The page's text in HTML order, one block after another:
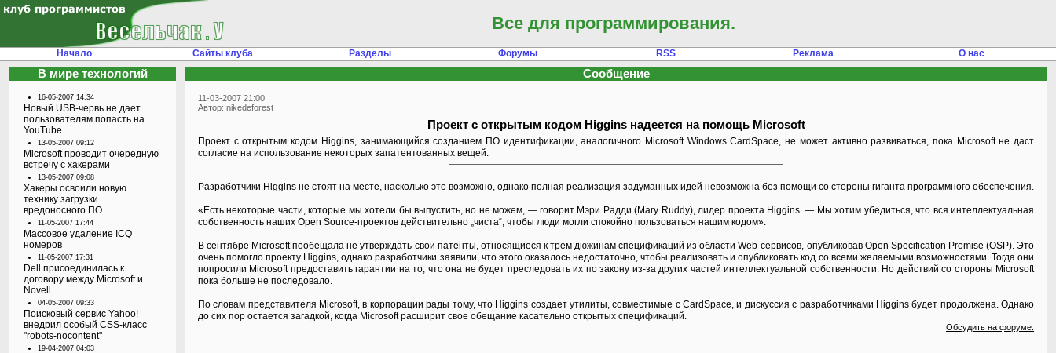
Все для программирования.
Начало Сайты клуба Разделы Форумы RSS Реклама О нас
В мире технологий
16-05-2007 14:34
Новый USB-червь не дает
пользователям попасть на
YouTube
13-05-2007 09:12
Microsoft проводит очередную
встречу с хакерами
13-05-2007 09:08
Хакеры освоили новую
технику загрузки
вредоносного ПО
11-05-2007 17:44
Массовое удаление ICQ
номеров
11-05-2007 17:31
Dell присоединилась к
договору между Microsoft и
Novell
04-05-2007 09:33
Поисковый сервис Yahoo!
внедрил особый CSS-класс
"robots-nocontent"
19-04-2007 04:03
Сообщение
11-03-2007 21:00
Автор: nikedeforest
Проект с открытым кодом Higgins надеется на помощь Microsoft
Проект с открытым кодом Higgins, занимающийся созданием ПО идентификации, аналогичного Microsoft Windows CardSpace, не может активно развиваться, пока Microsoft не даст
согласие на использование некоторых запатентованных вещей.
Разработчики Higgins не стоят на месте, насколько это возможно, однако полная реализация задуманных идей невозможна без помощи со стороны гиганта программного обеспечения.
«Есть некоторые части, которые мы хотели бы выпустить, но не можем, — говорит Мэри Радди (Mary Ruddy), лидер проекта Higgins. — Мы хотим убедиться, что вся интеллектуальная
собственность наших Open Source-проектов действительно „чиста“, чтобы люди могли спокойно пользоваться нашим кодом».
В сентябре Microsoft пообещала не утверждать свои патенты, относящиеся к трем дюжинам спецификаций из области Web-сервисов, опубликовав Open Specification Promise (OSP). Это
очень помогло проекту Higgins, однако разработчики заявили, что этого оказалось недостаточно, чтобы реализовать и опубликовать код со всеми желаемыми возможностями. Тогда они
попросили Microsoft предоставить гарантии на то, что она не будет преследовать их по закону из-за других частей интеллектуальной собственности. Но действий со стороны Microsoft
пока больше не последовало.
По словам представителя Microsoft, в корпорации рады тому, что Higgins создает утилиты, совместимые с CardSpace, и дискуссия с разработчиками Higgins будет продолжена. Однако
до сих пор остается загадкой, когда Microsoft расширит свое обещание касательно открытых спецификаций.
Обсудить на форуме.